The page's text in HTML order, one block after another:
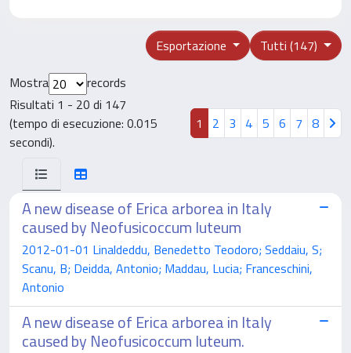
Tutti (147)
Esportazione
Mostra
records
Risultati 1 - 20 di 147
(tempo di esecuzione: 0.015
secondi).
1 2 3 4 5 6 7 8
A new disease of Erica arborea in Italy
caused by Neofusicoccum luteum
2012-01-01 Linaldeddu, Benedetto Teodoro; Seddaiu, S;
Scanu, B; Deidda, Antonio; Maddau, Lucia; Franceschini,
Antonio
A new disease of Erica arborea in Italy
caused by Neofusicoccum luteum.